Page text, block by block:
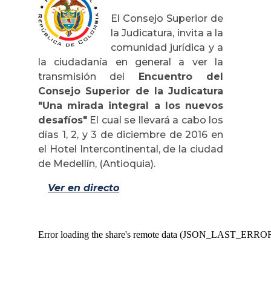
El Consejo Superior de
la Judicatura, invita a la
comunidad jurídica y a
la ciudadanía en general a ver la
transmisión del Encuentro del
Consejo Superior de la Judicatura
"Una mirada integral a los nuevos
desafíos" El cual se llevará a cabo los
días 1, 2, y 3 de diciembre de 2016 en
el Hotel Intercontinental, de la ciudad
de Medellín, (Antioquia).
Ver en directo